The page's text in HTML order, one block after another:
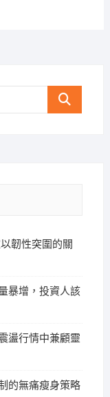
Search
韌性突圍的關
暴增，投資人該
盪行情中兼顧靈
的無痛瘦身策略